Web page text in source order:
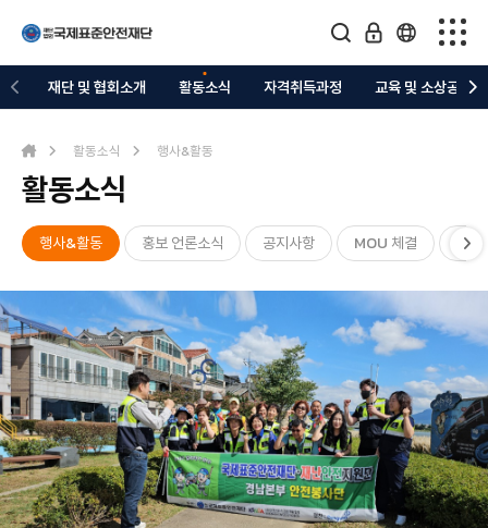
재단 및 협회소개 활동소식 자격취득과정 교육 및 소상공지원
재단 및 협회소개
교육 및 소상공지원
의료복지 지정업체
관련협회/커뮤니티
활동소식 행사&활동
활동소식
행사&활동 홍보 언론소식 공지사항 MOU 체결 자